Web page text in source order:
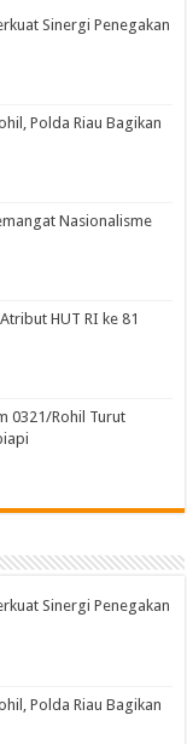
Sinergi Penegakan
Polda Riau Bagikan
Nasionalisme
HUT RI ke 81
0321/Rohil Turut
Sinergi Penegakan
Polda Riau Bagikan